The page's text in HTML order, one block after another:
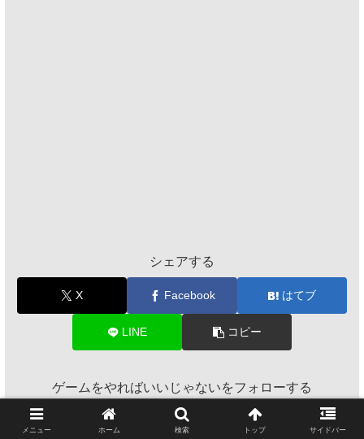
シェアする
X Facebook はてブ
LINE コピー
ゲームをやればいいじゃないをフォローする
メニュー ホーム 検索 トップ サイドバー